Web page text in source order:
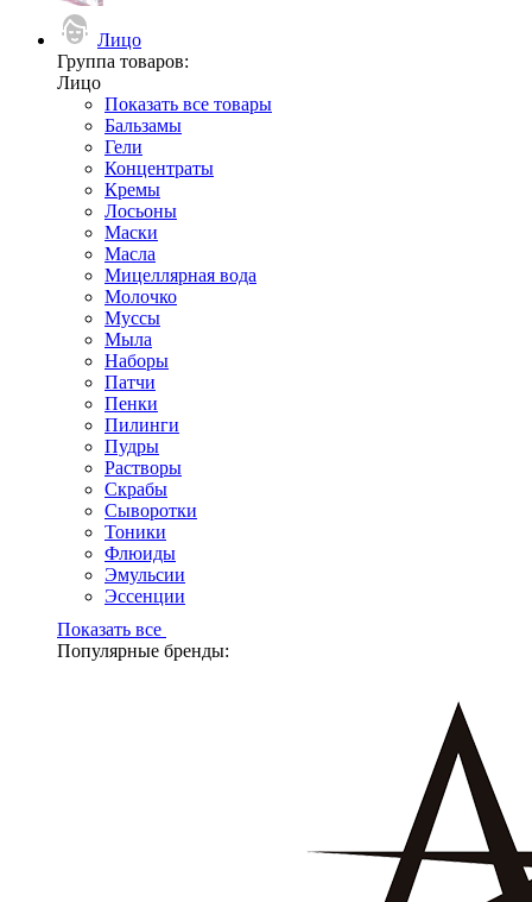
Лицо
Группа товаров:
Лицо
Показать все товары
Бальзамы
Гели
Концентраты
Кремы
Лосьоны
Маски
Масла
Мицеллярная вода
Молочко
Муссы
Мыла
Наборы
Патчи
Пенки
Пилинги
Пудры
Растворы
Скрабы
Сыворотки
Тоники
Флюиды
Эмульсии
Эссенции
Показать все
Популярные бренды: